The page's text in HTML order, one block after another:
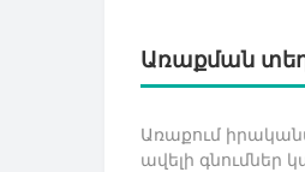
Առաքման
Առաքում
ավելի գնումներ